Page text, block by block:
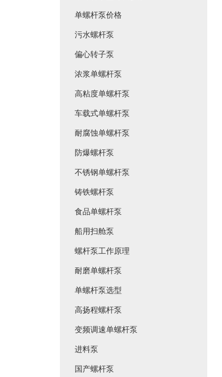
单螺杆泵价格
污水螺杆泵
偏心转子泵
浓浆单螺杆泵
高粘度单螺杆泵
车载式单螺杆泵
耐腐蚀单螺杆泵
防爆螺杆泵
不锈钢单螺杆泵
铸铁螺杆泵
食品单螺杆泵
船用扫舱泵
螺杆泵工作原理
耐磨单螺杆泵
单螺杆泵选型
高扬程螺杆泵
变频调速单螺杆泵
进料泵
国产螺杆泵